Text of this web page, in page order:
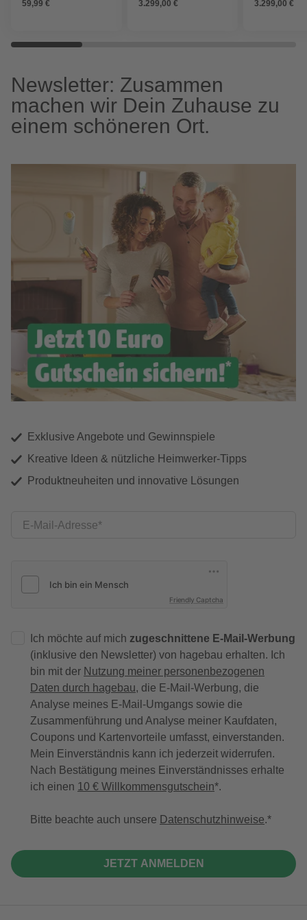
59,99 €
3.299,00 €
3.299,00 €
Newsletter: Zusammen
machen wir Dein Zuhause zu
einem schöneren Ort.
Exklusive Angebote und Gewinnspiele
Kreative Ideen & nützliche Heimwerker-Tipps
Produktneuheiten und innovative Lösungen
E-Mail-Adresse
Friendly Captcha
Ich möchte auf mich zugeschnittene E-Mail-Werbung
(inklusive den Newsletter) von hagebau erhalten. Ich
bin mit der Nutzung meiner personenbezogenen
Daten durch hagebau, die E-Mail-Werbung, die
Analyse meines E-Mail-Umgangs sowie die
Zusammenführung und Analyse meiner Kaufdaten,
Coupons und Kartenvorteile umfasst, einverstanden.
Mein Einverständnis kann ich jederzeit widerrufen.
Nach Bestätigung meines Einverständnisses erhalte
ich einen 10 € Willkommensgutschein*.
Bitte beachte auch unsere Datenschutzhinweise.
JETZT ANMELDEN